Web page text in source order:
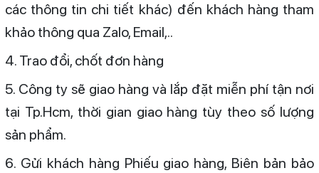
các thông tin chi tiết khác) đến khách hàng tham
khảo thông qua Zalo, Email,..
4. Trao đổi, chốt đơn hàng
5. Công ty sẽ giao hàng và lắp đặt miễn phí tận nơi
tại Tp.Hcm, thời gian giao hàng tùy theo số lượng
sản phẩm.
6. Gửi khách hàng Phiếu giao hàng, Biên bản bảo